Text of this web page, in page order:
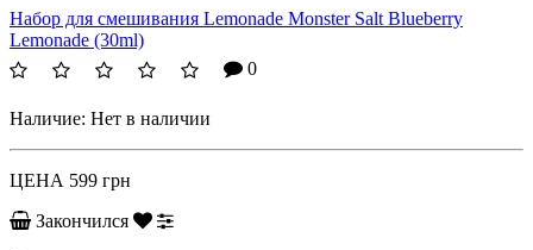
Набор для смешивания Lemonade Monster Salt Blueberry
Lemonade (30ml)
0
Наличие: Нет в наличии
ЦЕНА 599 грн
Закончился